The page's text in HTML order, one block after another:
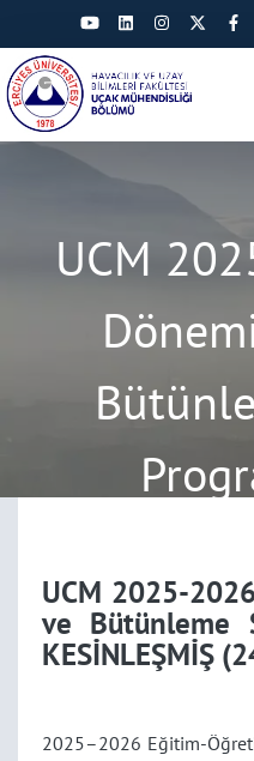
UCM
UCM 2025-
ve Bütünleme
KESİNLEŞMİŞ
2025–2026 Eğitim-